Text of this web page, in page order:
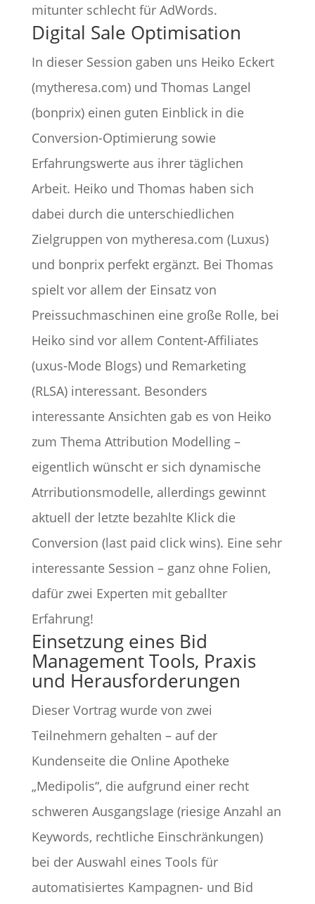
mitunter schlecht für AdWords.
Digital Sale Optimisation
In dieser Session gaben uns Heiko Eckert
(mytheresa.com) und Thomas Langel
(bonprix) einen guten Einblick in die
Conversion-Optimierung sowie
Erfahrungswerte aus ihrer täglichen
Arbeit. Heiko und Thomas haben sich
dabei durch die unterschiedlichen
Zielgruppen von mytheresa.com (Luxus)
und bonprix perfekt ergänzt. Bei Thomas
spielt vor allem der Einsatz von
Preissuchmaschinen eine große Rolle, bei
Heiko sind vor allem Content-Affiliates
(uxus-Mode Blogs) und Remarketing
(RLSA) interessant. Besonders
interessante Ansichten gab es von Heiko
zum Thema Attribution Modelling –
eigentlich wünscht er sich dynamische
Atrributionsmodelle, allerdings gewinnt
aktuell der letzte bezahlte Klick die
Conversion (last paid click wins). Eine sehr
interessante Session – ganz ohne Folien,
dafür zwei Experten mit geballter
Erfahrung!
Einsetzung eines Bid
Management Tools, Praxis
und Herausforderungen
Dieser Vortrag wurde von zwei
Teilnehmern gehalten – auf der
Kundenseite die Online Apotheke
„Medipolis“, die aufgrund einer recht
schweren Ausgangslage (riesige Anzahl an
Keywords, rechtliche Einschränkungen)
bei der Auswahl eines Tools für
automatisiertes Kampagnen- und Bid